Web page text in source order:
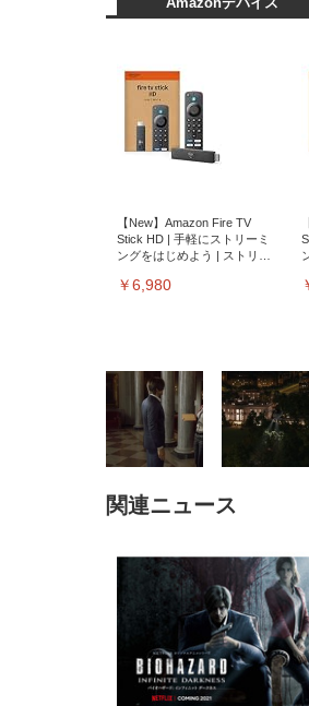
【New】Amazon Fire TV
Stick HD | 手軽にストリーミ
ングをはじめよう | ストリー
￥6,980
子 テレワーク 疲れない 跳ね
上げ式アームレスト コンパク
ト 約105度ロッキング pc 事務
椅子 360度回転 座面昇降 強化
ナイロン樹脂ベース 通気性メ
ッシュ 在宅ワーク H-
WY01(黒網+黒枠+黒足)
￥5,699
EV3240X-WT | 31.5型4K
UHD・USB Type-C・ホワイ
￥105,595
ト
ーツ 薄型 レギュラー 1回使い
捨て 無香料 ホワイト 300枚
￥3,373
関連ニュース